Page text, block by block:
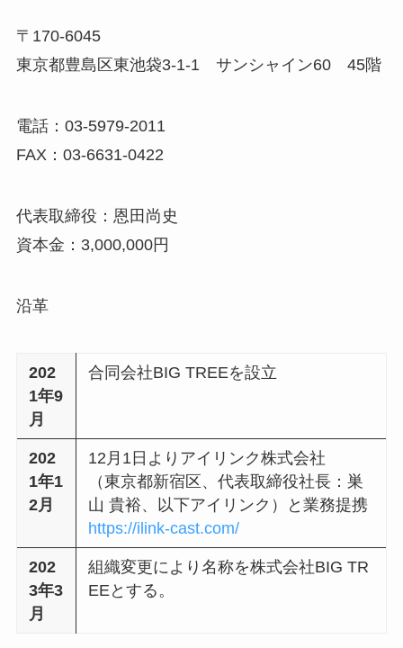
〒170-6045
東京都豊島区東池袋3-1-1 サンシャイン60 45階
電話：03-5979-2011
FAX：03-6631-0422
代表取締役：恩田尚史
資本金：3,000,000円
沿革
202
1年9
月
合同会社BIG TREEを設立
202
1年1
2月
12月1日よりアイリンク株式会社
（東京都新宿区、代表取締役社長：巣
山 貴裕、以下アイリンク）と業務提携
https://ilink-cast.com/
202
3年3
月
組織変更により名称を株式会社BIG TR
EEとする。